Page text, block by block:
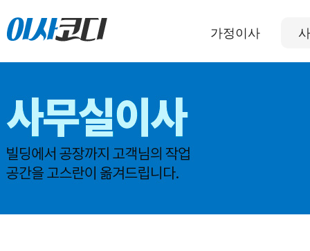
가정이사